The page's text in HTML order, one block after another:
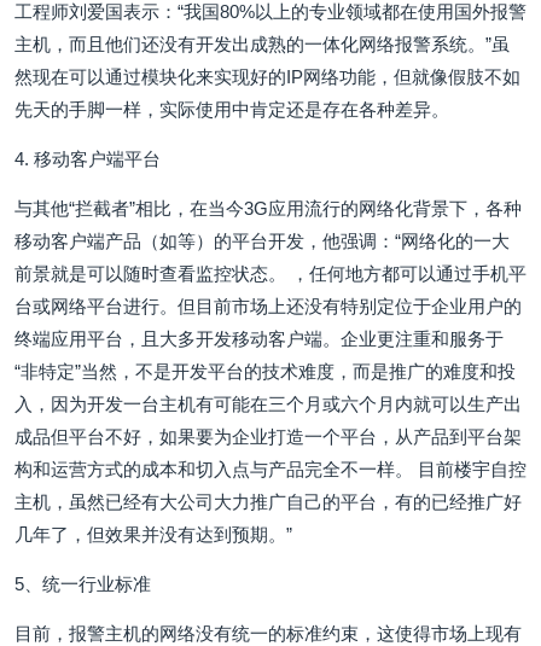
工程师刘爱国表示：“我国80%以上的专业领域都在使用国外报警
主机，而且他们还没有开发出成熟的一体化网络报警系统。”虽
然现在可以通过模块化来实现好的IP网络功能，但就像假肢不如
先天的手脚一样，实际使用中肯定还是存在各种差异。
4. 移动客户端平台
与其他“拦截者”相比，在当今3G应用流行的网络化背景下，各种
移动客户端产品（如等）的平台开发，他强调：“网络化的一大
前景就是可以随时查看监控状态。 ，任何地方都可以通过手机平
台或网络平台进行。但目前市场上还没有特别定位于企业用户的
终端应用平台，且大多开发移动客户端。企业更注重和服务于
“非特定”当然，不是开发平台的技术难度，而是推广的难度和投
入，因为开发一台主机有可能在三个月或六个月内就可以生产出
成品但平台不好，如果要为企业打造一个平台，从产品到平台架
构和运营方式的成本和切入点与产品完全不一样。 目前楼宇自控
主机，虽然已经有大公司大力推广自己的平台，有的已经推广好
几年了，但效果并没有达到预期。”
5、统一行业标准
目前，报警主机的网络没有统一的标准约束，这使得市场上现有